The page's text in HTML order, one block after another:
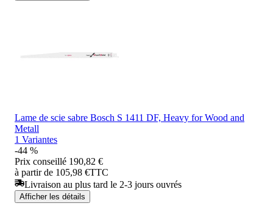
Lame de scie sabre Bosch S 1411 DF, Heavy for Wood and
Metall
1 Variantes
-44 %
Prix conseillé 190,82 €
à partir de 105,98 €TTC
Livraison au plus tard le 2-3 jours ouvrés
Afficher les détails